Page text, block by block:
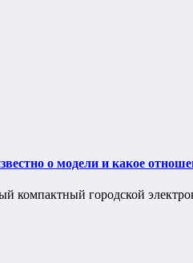
о модели и какое
компактный городской